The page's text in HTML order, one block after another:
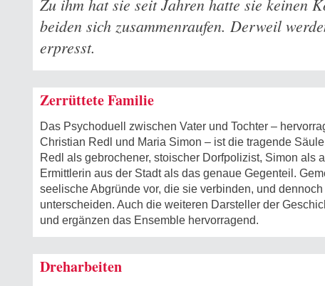
Zu ihm hat sie seit Jahren hatte sie keinen
beiden sich zusammenraufen. Derweil
erpresst.
Zerrüttete Familie
Das Psychoduell zwischen Vater und Tochter –
Christian Redl und Maria Simon – ist die tragende
Redl als gebrochener, stoischer Dorfpolizist, Simon als
Ermittlerin aus der Stadt als das genaue Gegenteil.
seelische Abgründe vor, die sie verbinden, und
unterscheiden. Auch die weiteren Darsteller der
und ergänzen das Ensemble hervorragend.
Dreharbeiten